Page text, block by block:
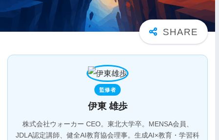
監修者
伊東 雄歩
株式会社ウォーカー CEO。東北大学卒。MENSA会員、
JDLA認定講師、健全AI教育協会理事。生成AI×教育・学習科